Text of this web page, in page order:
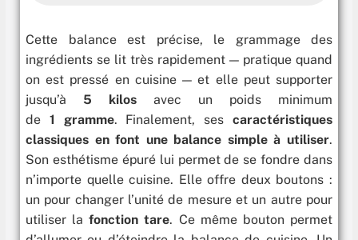
Cette balance est précise, le grammage des
ingrédients se lit très rapidement — pratique quand
on est pressé en cuisine — et elle peut supporter
jusqu’à 5 kilos avec un poids minimum
de 1 gramme. Finalement, sescaractéristiques
classiques en font une balance simple à utiliser.
Son esthétisme épuré lui permet de se fondre dans
n’importe quelle cuisine. Elle offre deux boutons :
un pour changer l’unité de mesure et un autre pour
utiliser lafonction tare. Ce même bouton permet